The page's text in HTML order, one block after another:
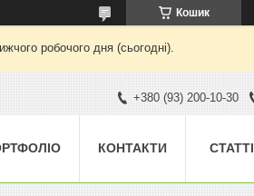
Кошик
робочого дня (сьогодні).
+380 (93) 200-10-30
КОНТАКТИ СТАТТІ